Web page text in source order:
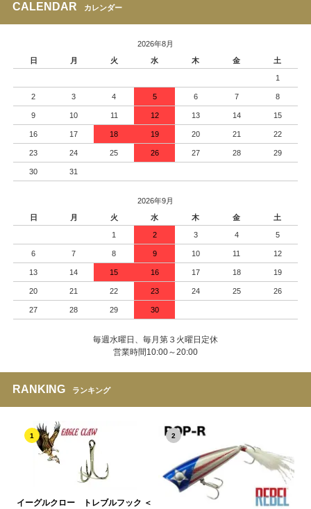
CALENDAR カレンダー
2026年8月
日
月 火 水 木 金 土
1
2 3 4 5 6 7 8
9 10 11 12 13 14 15
16 17 18 19 20 21 22
23 24 25 26 27 28 29
30 31
2026年9月
日
月 火 水 木 金 土
1 2 3 4 5
6 7 8 9 10 11 12
13 14 15 16 17 18 19
20 21 22 23 24 25 26
27 28 29 30
毎週水曜日、毎月第３火曜日定休
営業時間10:00～20:00
RANKING ランキング
1
イーグルクロー トレブルフック ＜
2